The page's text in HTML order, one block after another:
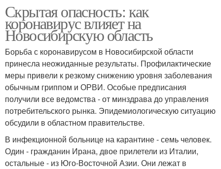
Скрытая опасность: как
коронавирус влияет на
Новосибирскую область
Борьба с коронавирусом в Новосибирской области
принесла неожиданные результаты. Профилактические
меры привели к резкому снижению уровня заболевания
обычным гриппом и ОРВИ. Особые предписания
получили все ведомства - от минздрава до управления
потребительского рынка. Эпидемиологическую ситуацию
обсудили в областном правительстве.
В инфекционной больнице на карантине - семь человек.
Один - гражданин Ирана, двое прилетели из Италии,
остальные - из Юго-Восточной Азии. Они лежат в